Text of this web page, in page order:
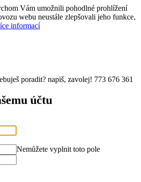
Vám umožnili pohodlné prohlížení
webu neustále zlepšovali jeho funkce,
informací
poradit? napiš, zavolej! 773 676 361
účtu
Nemůžete vyplnit toto pole